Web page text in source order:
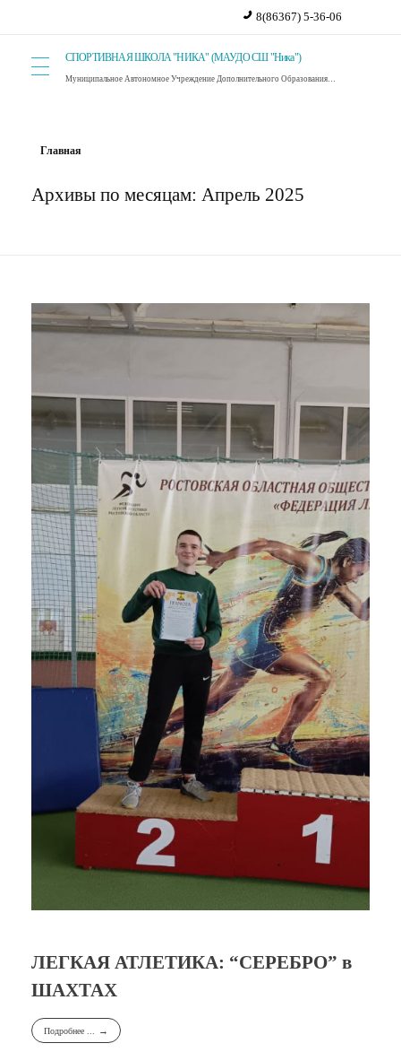
8(86367) 5-36-06
СПОРТИВНАЯ ШКОЛА "НИКА" (МАУДО СШ "Ника")
Муниципальное Автономное Учреждение Дополнительного Образования Спортивная Школа "Ника". г. Красный Сулин.
Главная
Архивы по месяцам: Апрель 2025
ЛЕГКАЯ АТЛЕТИКА: “СЕРЕБРО” в
ШАХТАХ
Подробнее ...